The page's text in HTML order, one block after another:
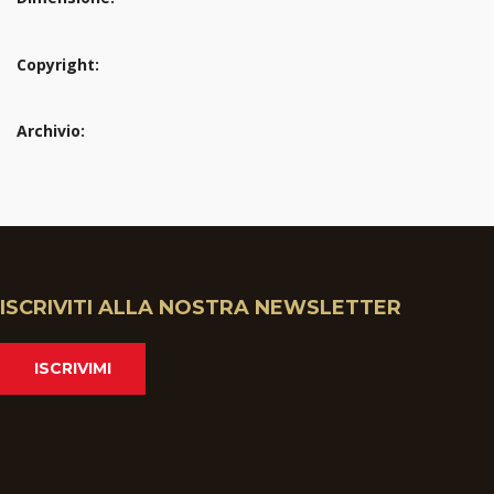
Copyright:
Archivio:
ISCRIVITI ALLA NOSTRA NEWSLETTER
ISCRIVIMI